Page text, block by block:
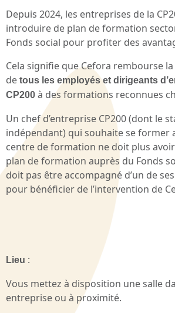
Depuis 2024, les entreprises de la
introduire de plan de formation
Fonds social pour profiter des
Cela signifie que Cefora rembourse
de tous les employés et dirigeants
CP200 à des formations reconnues
Un chef d’entreprise CP200 (dont le
indépendant) qui souhaite se former
centre de formation ne doit plus
plan de formation auprès du Fonds
doit pas être accompagné d’un de
pour bénéficier de l’intervention de
Lieu :
Vous mettez à disposition une salle
entreprise ou à proximité.